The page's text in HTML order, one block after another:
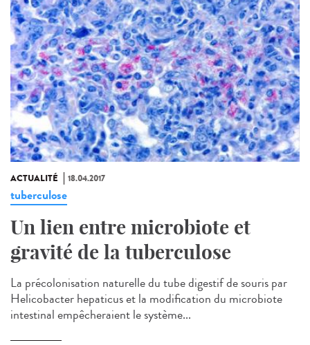
ACTUALITÉ 18.04.2017
tuberculose
Un lien entre microbiote et
gravité de la tuberculose
La précolonisation naturelle du tube digestif de souris par
Helicobacter hepaticus et la modification du microbiote
intestinal empêcheraient le système...